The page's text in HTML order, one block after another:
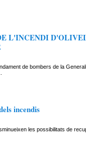
L'INCENDI
de bombers de la
incendis
les possibilitats de